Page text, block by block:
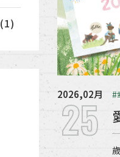
(1)
2026,02月
25 #